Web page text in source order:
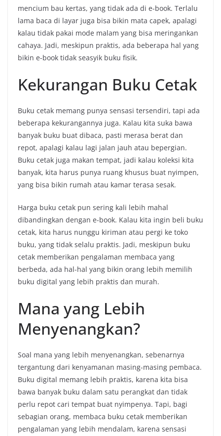
mencium bau kertas, yang tidak ada di e-book. Terlalu
lama baca di layar juga bisa bikin mata capek, apalagi
kalau tidak pakai mode malam yang bisa meringankan
cahaya. Jadi, meskipun praktis, ada beberapa hal yang
bikin e-book tidak seasyik buku fisik.
Kekurangan Buku Cetak
Buku cetak memang punya sensasi tersendiri, tapi ada
beberapa kekurangannya juga. Kalau kita suka bawa
banyak buku buat dibaca, pasti merasa berat dan
repot, apalagi kalau lagi jalan jauh atau bepergian.
Buku cetak juga makan tempat, jadi kalau koleksi kita
banyak, kita harus punya ruang khusus buat nyimpen,
yang bisa bikin rumah atau kamar terasa sesak.
Harga buku cetak pun sering kali lebih mahal
dibandingkan dengan e-book. Kalau kita ingin beli buku
cetak, kita harus nunggu kiriman atau pergi ke toko
buku, yang tidak selalu praktis. Jadi, meskipun buku
cetak memberikan pengalaman membaca yang
berbeda, ada hal-hal yang bikin orang lebih memilih
buku digital yang lebih praktis dan murah.
Mana yang Lebih
Menyenangkan?
Soal mana yang lebih menyenangkan, sebenarnya
tergantung dari kenyamanan masing-masing pembaca.
Buku digital memang lebih praktis, karena kita bisa
bawa banyak buku dalam satu perangkat dan tidak
perlu repot cari tempat buat nyimpenya. Tapi, bagi
sebagian orang, membaca buku cetak memberikan
pengalaman yang lebih mendalam, karena sensasi